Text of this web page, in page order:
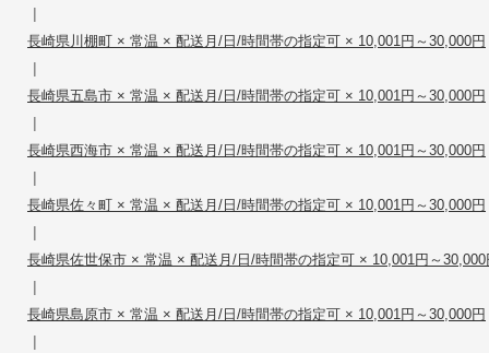
|
長崎県川棚町 × 常温 × 配送月/日/時間帯の指定可 × 10,001円～30,000円
|
長崎県五島市 × 常温 × 配送月/日/時間帯の指定可 × 10,001円～30,000円
|
長崎県西海市 × 常温 × 配送月/日/時間帯の指定可 × 10,001円～30,000円
|
長崎県佐々町 × 常温 × 配送月/日/時間帯の指定可 × 10,001円～30,000円
|
長崎県佐世保市 × 常温 × 配送月/日/時間帯の指定可 × 10,001円～30,000
|
長崎県島原市 × 常温 × 配送月/日/時間帯の指定可 × 10,001円～30,000円
|